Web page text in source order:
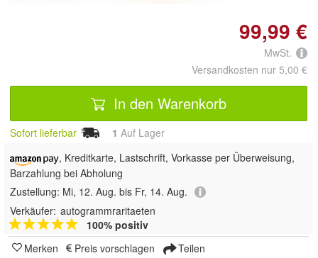
99,99 €
MwSt.
Versandkosten nur 5,00 €
In den Warenkorb
Sofort lieferbar 1 Auf Lager
, Kreditkarte, Lastschrift, Vorkasse per Überweisung,
Barzahlung bei Abholung
Zustellung: Mi, 12. Aug. bis Fr, 14. Aug.
Verkäufer: autogrammraritaeten
100% positiv
Merken
Preis vorschlagen Teilen